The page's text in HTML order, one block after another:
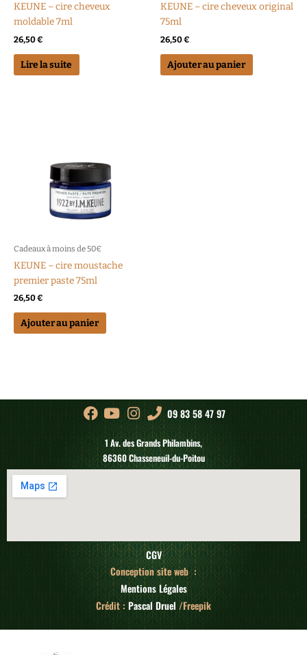
KEUNE – cire cheveux
moldable 7ml
26,50€
Lire la suite
KEUNE – cire cheveux original
75ml
26,50€
Ajouter au panier
Cadeaux à moins de 50€
KEUNE – cire moustache
premier paste 75ml
26,50€
Ajouter au panier
09 83 58 47 97
1 Av. des Grands Philambins,
86360 Chasseneuil-du-Poitou
CGV
Conception site web :
Mentions Légales
Crédit : Pascal Druel/Freepik